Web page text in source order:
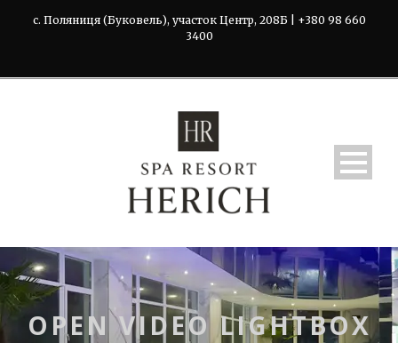
с. Поляниця (Буковель), участок Центр, 208Б | +380 98 660
3400
OPEN VIDEO LIGHTBOX